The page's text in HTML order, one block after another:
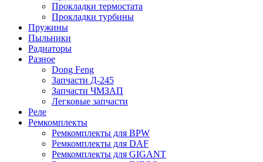
Прокладки термостата
Прокладки турбины
Пружины
Пыльники
Радиаторы
Разное
Dong Feng
Запчасти Д-245
Запчасти ЧМЗАП
Легковые запчасти
Реле
Ремкомплекты
Ремкомплекты для BPW
Ремкомплекты для DAF
Ремкомплекты для GIGANT